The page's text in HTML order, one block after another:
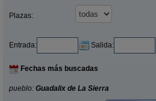
Plazas:
Entrada: Salida:
Fechas más buscadas
pueblo: Guadalix de La Sierra